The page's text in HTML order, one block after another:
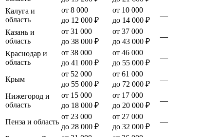
Калуга и
область
от 8 000
до 12 000 ₽
от 10 000
до 14 000 ₽
—
Казань и
область
от 31 000
до 38 000 ₽
от 37 000
до 43 000 ₽
—
Краснодар и
область
от 38 000
до 41 000 ₽
от 46 000
до 55 000 ₽
—
Крым
от 52 000
до 55 000 ₽
от 61 000
до 72 000 ₽
—
Нижегород и
область
от 15 000
до 18 000 ₽
от 17 000
до 20 000 ₽
—
Пенза и область
от 23 000
до 28 000 ₽
от 27 000
до 32 000 ₽
—